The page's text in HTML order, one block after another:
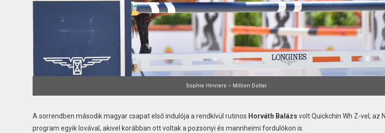
Sophie Hinners – Million Dollar
A sorrendben második magyar csapat első indulója a rendkívül rutinos Horváth Balázs volt Quickchin Wh Z-vel, az
program egyik lovával, akivel korábban ott voltak a pozsonyi és mannheimi fordulókon is.